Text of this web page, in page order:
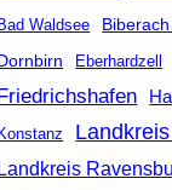
Bad Waldsee
Dornbirn
Eberhardzell
Konstanz